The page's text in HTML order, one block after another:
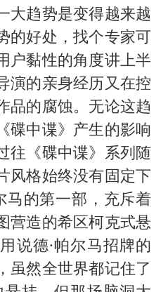
大趋势是变得越来越
的好处，找个专家可
户黏性的角度讲上半
演的亲身经历又在控
品的腐蚀。无论这趋
碟中谍》产生的影响
往《碟中谍》系列随
风格始终没有固定下
马的第一部，充斥着
营造的希区柯克式悬
说德·帕尔马招牌的
虽然全世界都记住了